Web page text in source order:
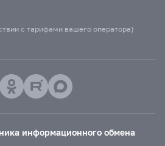
с тарифами вашего оператора)
информационного обмена